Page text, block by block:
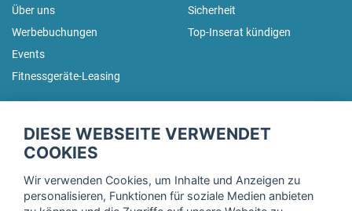
Über uns
Werbebuchungen
Events
Fitnessgeräte-Leasing
Sicherheit
Top-Inserat kündigen
Trage dich hier für unseren Newsletter ein und erhalte regelmäßig
DIESE WEBSEITE VERWENDET
COOKIES
Wir verwenden Cookies, um Inhalte und Anzeigen zu
personalisieren, Funktionen für soziale Medien anbieten